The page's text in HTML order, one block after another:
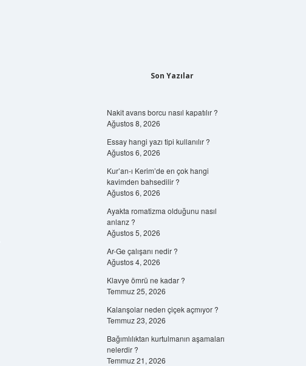
Son Yazılar
Nakit avans borcu nasıl kapatılır ?
Ağustos 8, 2026
Essay hangi yazı tipi kullanılır ?
Ağustos 6, 2026
Kur’an-ı Kerim’de en çok hangi
kavimden bahsedilir ?
Ağustos 6, 2026
Ayakta romatizma olduğunu nasıl
anlarız ?
Ağustos 5, 2026
Ar-Ge çalışanı nedir ?
Ağustos 4, 2026
Klavye ömrü ne kadar ?
Temmuz 25, 2026
Kalanşolar neden çiçek açmıyor ?
Temmuz 23, 2026
Bağımlılıktan kurtulmanın aşamaları
nelerdir ?
Temmuz 21, 2026